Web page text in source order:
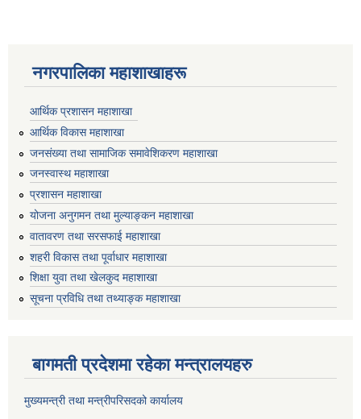
नगरपालिका महाशाखाहरू
आर्थिक प्रशासन महाशाखा
आर्थिक विकास महाशाखा
जनसंख्या तथा सामाजिक समावेशिकरण महाशाखा
जनस्वास्थ महाशाखा
प्रशासन महाशाखा
योजना अनुगमन तथा मुल्याङ्कन महाशाखा
वातावरण तथा सरसफाई महाशाखा
शहरी विकास तथा पूर्वाधार महाशाखा
शिक्षा युवा तथा खेलकुद महाशाखा
सूचना प्रविधि तथा तथ्याङ्क महाशाखा
बागमती प्रदेशमा रहेका मन्त्रालयहरु
मुख्यमन्त्री तथा मन्त्रीपरिसदको कार्यालय